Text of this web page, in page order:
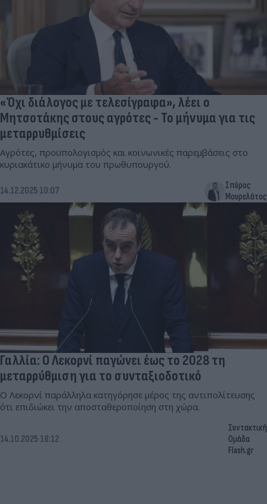
«Όχι διάλογος με τελεσίγραφα», λέει ο
Μητσοτάκης στους αγρότες - Το μήνυμα για τις
μεταρρυθμίσεις
Αγρότες, προϋπολογισμός και κοινωνικές παρεμβάσεις στο
κυριακάτικο μήνυμα του πρωθυπουργού.
14.12.2025 10:07
Σπύρος
Μουρελάτος
Γαλλία: Ο Λεκορνί παγώνει έως το 2028 τη
μεταρρύθμιση για το συνταξιοδοτικό
Ο Λεκορνί παράλληλα κατηγόρησε μέρος της αντιπολίτευσης
ότι επιδιώκει την αποσταθεροποίηση στη χώρα.
14.10.2025 18:12
Συντακτική
Ομάδα
Flash.gr